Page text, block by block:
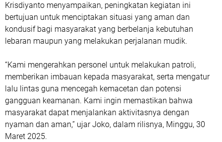
Krisdiyanto menyampaikan, peningkatan kegiatan ini
bertujuan untuk menciptakan situasi yang aman dan
kondusif bagi masyarakat yang berbelanja kebutuhan
lebaran maupun yang melakukan perjalanan mudik.
“Kami mengerahkan personel untuk melakukan patroli,
memberikan imbauan kepada masyarakat, serta mengatur
lalu lintas guna mencegah kemacetan dan potensi
gangguan keamanan. Kami ingin memastikan bahwa
masyarakat dapat menjalankan aktivitasnya dengan
nyaman dan aman,” ujar Joko, dalam rilisnya, Minggu, 30
Maret 2025.